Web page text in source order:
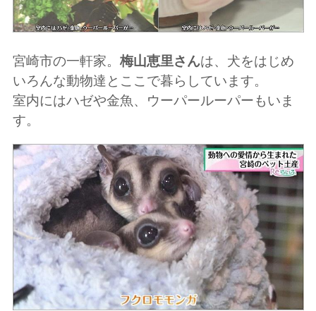
宮崎市の一軒家。 梅山恵里さんは、犬をはじめ
いろんな動物達とここで暮らしています。
室内にはハゼや金魚、ウーパールーパーもいま
す。